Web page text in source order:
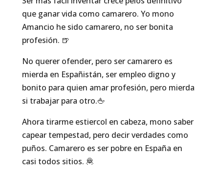
que ganar vida como camarero. Yo mono
Amancio he sido camarero, no ser bonita
profesión. 🍺
No querer ofender, pero ser camarero es
mierda en Españistán, ser empleo digno y
bonito para quien amar profesión, pero mierda
si trabajar para otro.🖕
Ahora tirarme estiercol en cabeza, mono saber
capear tempestad, pero decir verdades como
puños. Camarero es ser pobre en España en
casi todos sitios. 🦧